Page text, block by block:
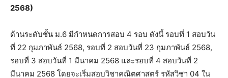
2568)
ด้านระดับชั้น ม.6 มีกำหนดการสอบ 4 รอบ ดังนี้ รอบที่ 1 สอบวัน
ที่ 22 กุมภาพันธ์ 2568, รอบที่ 2 สอบวันที่ 23 กุมภาพันธ์ 2568,
รอบที่ 3 สอบวันที่ 1 มีนาคม 2568 และรอบที่ 4 สอบวันที่ 2
มีนาคม 2568 โดยจะเริ่มสอบวิชาคณิตศาสตร์ รหัสวิชา 04 ใน